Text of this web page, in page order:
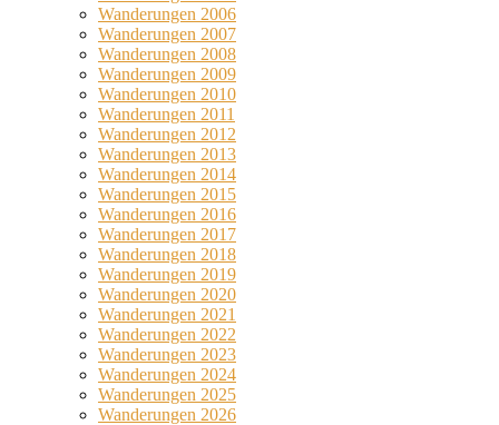
Wanderungen 2006
Wanderungen 2007
Wanderungen 2008
Wanderungen 2009
Wanderungen 2010
Wanderungen 2011
Wanderungen 2012
Wanderungen 2013
Wanderungen 2014
Wanderungen 2015
Wanderungen 2016
Wanderungen 2017
Wanderungen 2018
Wanderungen 2019
Wanderungen 2020
Wanderungen 2021
Wanderungen 2022
Wanderungen 2023
Wanderungen 2024
Wanderungen 2025
Wanderungen 2026